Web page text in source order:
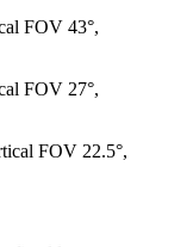
FOV 43°,
FOV 27°,
FOV 22.5°,